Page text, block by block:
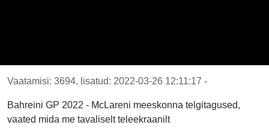
Vaatamisi: 3694, lisatud: 2022-03-26 12:11:17 -
Bahreini GP 2022 - McLareni meeskonna telgitagused,
vaated mida me tavaliselt teleekraanilt